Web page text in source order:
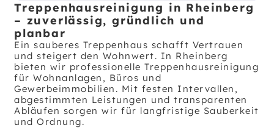
Treppenhausreinigung in Rheinberg
– zuverlässig, gründlich und
planbar
Ein sauberes Treppenhaus schafft Vertrauen
und steigert den Wohnwert. In Rheinberg
bieten wir professionelle Treppenhausreinigung
für Wohnanlagen, Büros und
Gewerbeimmobilien. Mit festen Intervallen,
abgestimmten Leistungen und transparenten
Abläufen sorgen wir für langfristige Sauberkeit
und Ordnung.